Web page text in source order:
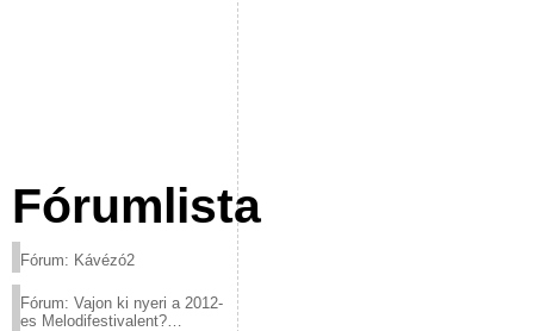
Fórumlista
Fórum: Kávézó2
Fórum: Vajon ki nyeri a 2012-
es Melodifestivalent?